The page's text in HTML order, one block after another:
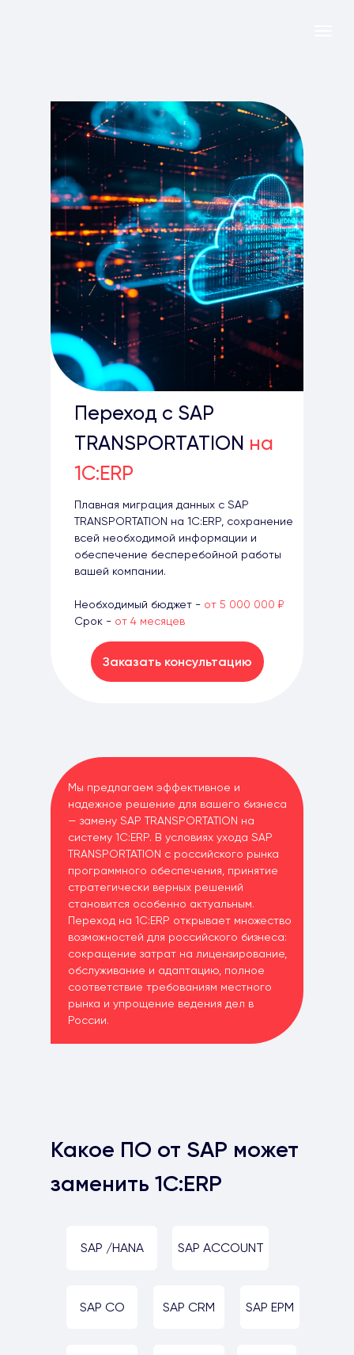
Переход с SAP
TRANSPORTATION на
1С:ERP
Плавная миграция данных с SAP
TRANSPORTATION на 1С:ERP, сохранение
всей необходимой информации и
обеспечение бесперебойной работы
вашей компании.
Необходимый бюджет - от 5 000 000 ₽
Срок - от 4 месяцев
Заказать консультацию
Мы предлагаем эффективное и
надежное решение для вашего бизнеса
— замену SAP TRANSPORTATION на
систему 1С:ERP. В условиях ухода SAP
TRANSPORTATION с российского рынка
программного обеспечения, принятие
стратегически верных решений
становится особенно актуальным.
Переход на 1С:ERP открывает множество
возможностей для российского бизнеса:
сокращение затрат на лицензирование,
обслуживание и адаптацию, полное
соответствие требованиям местного
рынка и упрощение ведения дел в
России.
SAP /HANA SAP ACCOUNT
SAP CO SAP CRM SAP EPM
Какое ПО от SAP может
заменить 1С:ERP